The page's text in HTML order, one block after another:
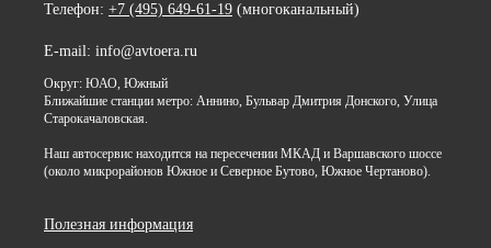
Телефон: +7 (495) 649-61-19 (многоканальный)
E-mail: info@avtoera.ru
Округ: ЮАО, Южный
Ближайшие станции метро: Аннино, Бульвар Дмитрия Донского, Улица
Старокачаловская.
Наш автосервис находится на пересечении МКАД и Варшавского шоссе
(около микрорайонов Южное и Северное Бутово, Южное Чертаново).
Полезная информация